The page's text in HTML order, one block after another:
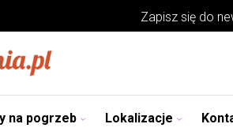
Zapisz się do
na pogrzeb Lokalizacje